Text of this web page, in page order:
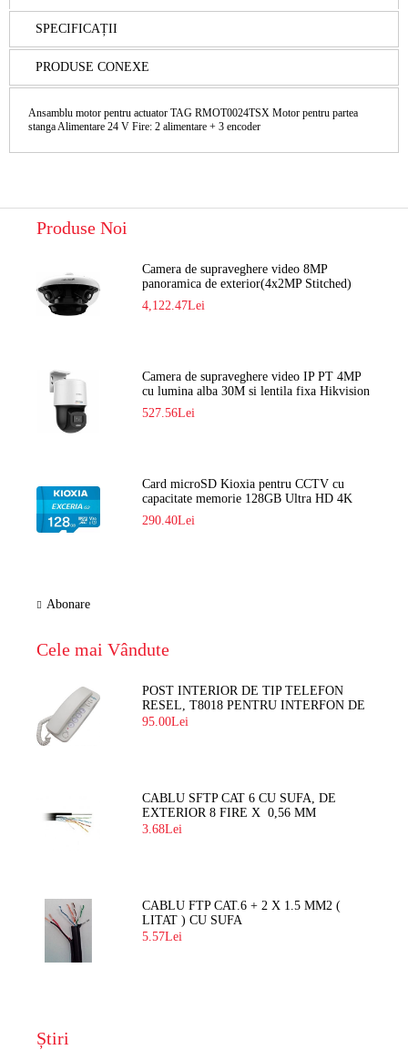
SPECIFICAȚII
PRODUSE CONEXE
Ansamblu motor pentru actuator TAG RMOT0024TSX Motor pentru partea
stanga Alimentare 24 V Fire: 2 alimentare + 3 encoder
Produse Noi
Camera de supraveghere video 8MP
panoramica de exterior(4x2MP Stitched)
Navaio NGC-7482PR
4,122.47Lei
Camera de supraveghere video IP PT 4MP
cu lumina alba 30M si lentila fixa Hikvision
DS-2DE2C400SCG-E F1
527.56Lei
Card microSD Kioxia pentru CCTV cu
capacitate memorie 128GB Ultra HD 4K
LMEX2L128GG2
290.40Lei
Abonare
Cele mai Vândute
POST INTERIOR DE TIP TELEFON
RESEL, T8018 PENTRU INTERFON DE
BLOC
95.00Lei
CABLU SFTP CAT 6 CU SUFA, DE
EXTERIOR 8 FIRE X 0,56 MM
3.68Lei
CABLU FTP CAT.6 + 2 X 1.5 MM2 (
LITAT ) CU SUFA
5.57Lei
Știri